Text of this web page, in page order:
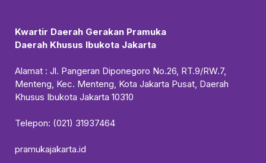
Kwartir Daerah Gerakan Pramuka
Daerah Khusus Ibukota Jakarta
Alamat : Jl. Pangeran Diponegoro No.26, RT.9/RW.7,
Menteng, Kec. Menteng, Kota Jakarta Pusat, Daerah
Khusus Ibukota Jakarta 10310
Telepon: (021) 31937464
pramukajakarta.id